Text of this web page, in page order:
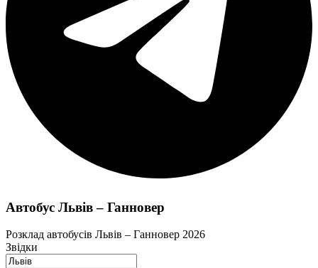
Автобус Львів – Ганновер
Розклад автобусів Львів – Ганновер 2026
Звідки